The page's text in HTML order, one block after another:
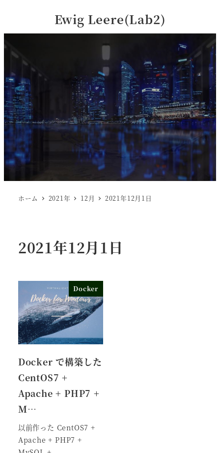
Ewig Leere(Lab2)
ホーム 2021年 12月 2021年12月1日
2021年12月1日
Docker
Docker で構築した
CentOS7 +
Apache + PHP7 +
M…
以前作った CentOS7 +
Apache + PHP7 +